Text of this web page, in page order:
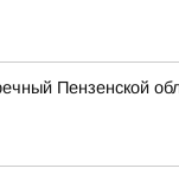
Пензенской